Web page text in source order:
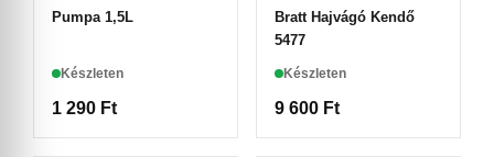
Pumpa 1,5L
Készleten
1 290 Ft
Bratt Hajvágó Kendő
5477
Készleten
9 600 Ft